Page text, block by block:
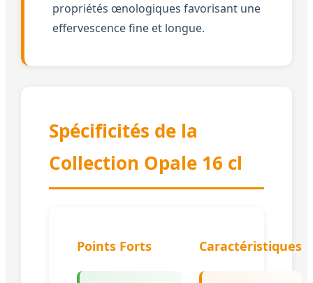
propriétés œnologiques favorisant une
effervescence fine et longue.
Spécificités de la
Collection Opale 16 cl
Points Forts Caractéristiques